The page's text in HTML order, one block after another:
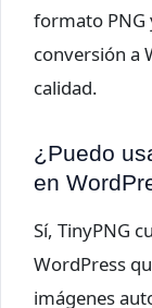
formato PNG
conversión a
calidad.
¿Puedo
en
Sí, TinyPNG
WordPress
imágenes